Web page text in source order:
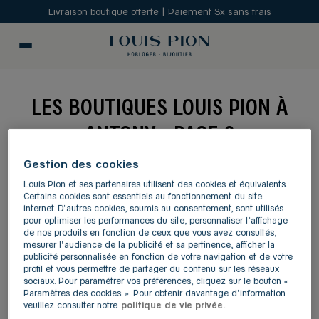
Livraison boutique offerte | Paiement 3x sans frais
LES BOUTIQUES LOUIS PION À
ANTONY - PAGE 2
MODIFIER
Liste Carte
1
24.27
km
LOUIS PION LIEUSAINT
3, allée du Préambule BP
77127 Lieusaint
Gestion des cookies
Louis Pion et ses partenaires utilisent des cookies et équivalents.
Certains cookies sont essentiels au fonctionnement du site
internet. D'autres cookies, soumis au consentement, sont utilisés
pour optimiser les performances du site, personnaliser l’affichage
de nos produits en fonction de ceux que vous avez consultés,
mesurer l'audience de la publicité et sa pertinence, afficher la
publicité personnalisée en fonction de votre navigation et de votre
profil et vous permettre de partager du contenu sur les réseaux
sociaux. Pour paramétrer vos préférences, cliquez sur le bouton «
Paramètres des cookies ». Pour obtenir davantage d'information
veuillez consulter notre politique de vie privée.